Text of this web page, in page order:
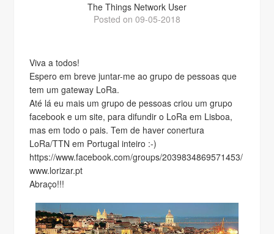
The Things Network User
Posted on 09-05-2018
Viva a todos!
Espero em breve juntar-me ao grupo de pessoas que
tem um gateway LoRa.
Até lá eu mais um grupo de pessoas criou um grupo
facebook e um site, para difundir o LoRa em Lisboa,
mas em todo o pais. Tem de haver conertura
LoRa/TTN em Portugal inteiro :-)
https://www.facebook.com/groups/2039834869571453/
www.lorizar.pt
Abraço!!!